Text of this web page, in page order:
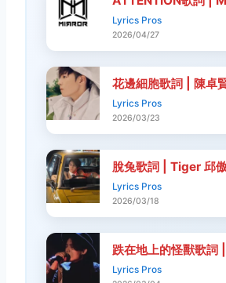
Lyrics Pros
2026/04/27
花邊細胞歌詞 | 陳卓
Lyrics Pros
2026/03/23
脫兔歌詞 | Tiger 邱
Lyrics Pros
2026/03/18
跌在地上的怪獸歌詞
Lyrics Pros